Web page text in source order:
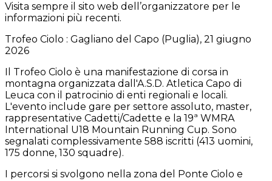
Visita sempre il sito web dell’organizzatore per le
informazioni più recenti.
Trofeo Ciolo : Gagliano del Capo (Puglia), 21 giugno
2026
Il Trofeo Ciolo è una manifestazione di corsa in
montagna organizzata dall'A.S.D. Atletica Capo di
Leuca con il patrocinio di enti regionali e locali.
L'evento include gare per settore assoluto, master,
rappresentative Cadetti/Cadette e la 19ª WMRA
International U18 Mountain Running Cup. Sono
segnalati complessivamente 588 iscritti (413 uomini,
175 donne, 130 squadre).
I percorsi si svolgono nella zona del Ponte Ciolo e